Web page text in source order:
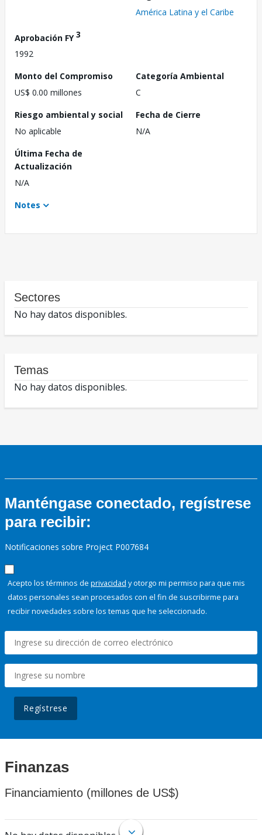
América Latina y el Caribe
Aprobación FY3
1992
Monto del Compromiso
US$ 0.00 millones
Categoría Ambiental
C
Riesgo ambiental y social
No aplicable
Fecha de Cierre
N/A
Última Fecha de
Actualización
N/A
Notes
Sectores
No hay datos disponibles.
Temas
No hay datos disponibles.
Manténgase conectado, regístrese
para recibir:
Notificaciones sobre Project P007684
Acepto los términos de privacidad y otorgo mi permiso para que mis
datos personales sean procesados con el fin de suscribirme para
recibir novedades sobre los temas que he seleccionado.
Regístrese
Finanzas
Financiamiento (millones de US$)